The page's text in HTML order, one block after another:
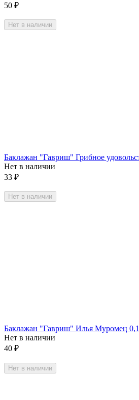
50 ₽
Нет в наличии
Баклажан "Гавриш" Грибное
Нет в наличии
33 ₽
Нет в наличии
Баклажан "Гавриш" Илья Муромец
Нет в наличии
40 ₽
Нет в наличии